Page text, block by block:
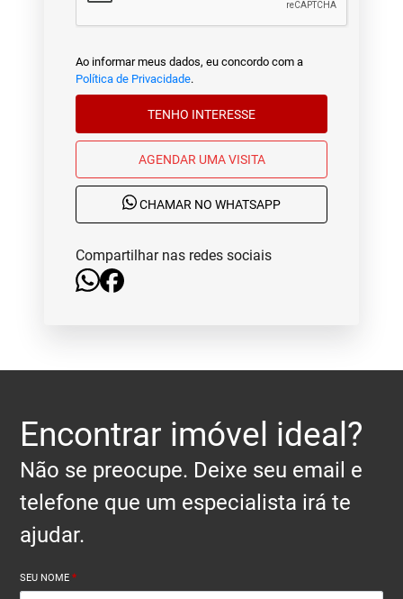
Ao informar meus dados, eu concordo com a
Política de Privacidade.
TENHO INTERESSE
AGENDAR UMA VISITA
CHAMAR NO WHATSAPP
Compartilhar nas redes sociais
Encontrar imóvel ideal?
Não se preocupe. Deixe seu email e
telefone que um especialista irá te
ajudar.
SEU NOME*